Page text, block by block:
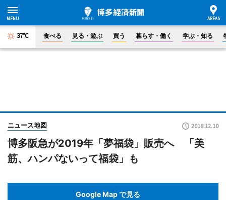
37°C 食べる 見る・遊ぶ 買う 暮らす・働く 学ぶ・知る
ニュース地図 2018.12.10
博多阪急が2019年「夢福袋」販売へ 「美
筋、ハンパないって福袋」も
Google Map で見る